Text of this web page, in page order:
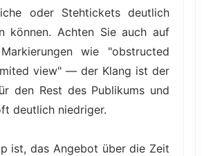
oder Stehtickets deutlich
können. Achten Sie auch auf
wie "obstructed
view" — der Klang ist der
den Rest des Publikums und
deutlich niedriger.
ist, das Angebot über die Zeit